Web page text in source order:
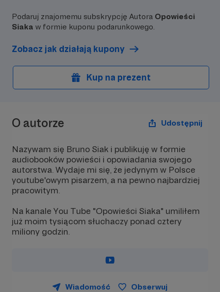
Podaruj znajomemu subskrypcję Autora Opowieści
Siaka w formie kuponu podarunkowego.
Zobacz jak działają kupony
Kup na prezent
O autorze Udostępnij
Nazywam się Bruno Siak i publikuję w formie
audiobooków powieści i opowiadania swojego
autorstwa. Wydaje mi się, że jedynym w Polsce
youtube'owym pisarzem, a na pewno najbardziej
pracowitym.
Na kanale You Tube "Opowieści Siaka" umiliłem
już moim tysiącom słuchaczy ponad cztery
miliony godzin.
Wiadomość Obserwuj